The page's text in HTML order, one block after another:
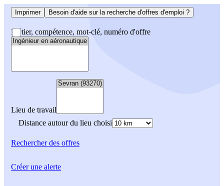
Imprimer Besoin d'aide sur la recherche d'offres d'emploi ?
Métier, compétence, mot-clé, numéro d'offre
Lieu de travail
Distance autour du lieu choisi
Rechercherdes offres
Créer une alerte